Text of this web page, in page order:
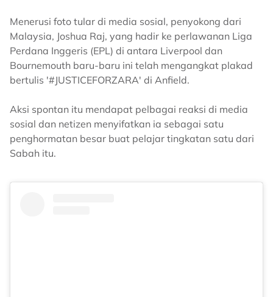
Menerusi foto tular di media sosial, penyokong dari
Malaysia, Joshua Raj, yang hadir ke perlawanan Liga
Perdana Inggeris (EPL) di antara Liverpool dan
Bournemouth baru-baru ini telah mengangkat plakad
bertulis '#JUSTICEFORZARA' di Anfield.
Aksi spontan itu mendapat pelbagai reaksi di media
sosial dan netizen menyifatkan ia sebagai satu
penghormatan besar buat pelajar tingkatan satu dari
Sabah itu.